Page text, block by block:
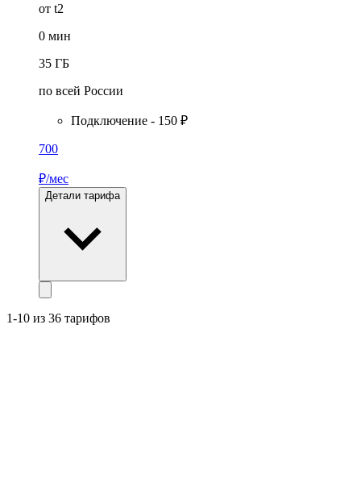
от t2
0 мин
35 ГБ
по всей России
Подключение - 150 ₽
700
₽/мес
Детали тарифа
1-10 из 36 тарифов